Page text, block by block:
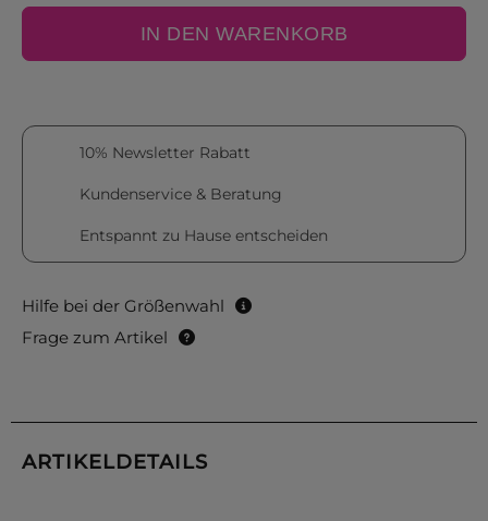
IN DEN WARENKORB
10% Newsletter Rabatt
Kundenservice & Beratung
Entspannt zu Hause entscheiden
Hilfe bei der Größenwahl
Frage zum Artikel
ARTIKELDETAILS